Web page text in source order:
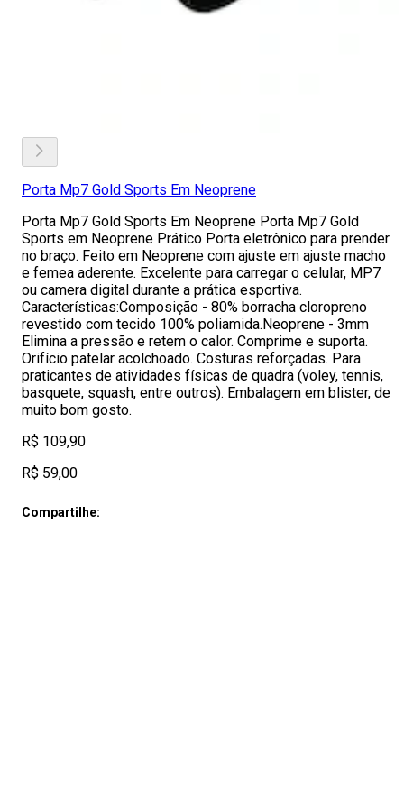
Porta Mp7 Gold Sports Em Neoprene
Porta Mp7 Gold Sports Em Neoprene Porta Mp7 Gold
Sports em Neoprene Prático Porta eletrônico para prender
no braço. Feito em Neoprene com ajuste em ajuste macho
e femea aderente. Excelente para carregar o celular, MP7
ou camera digital durante a prática esportiva.
Características:Composição - 80% borracha cloropreno
revestido com tecido 100% poliamida.Neoprene - 3mm
Elimina a pressão e retem o calor. Comprime e suporta.
Orifício patelar acolchoado. Costuras reforçadas. Para
praticantes de atividades físicas de quadra (voley, tennis,
basquete, squash, entre outros). Embalagem em blister, de
muito bom gosto.
R$ 109,90
R$ 59,00
Compartilhe: